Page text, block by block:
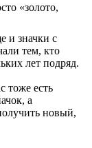
«золото,
и значки с
тем, кто
лет подряд.
тоже есть
а
новый,